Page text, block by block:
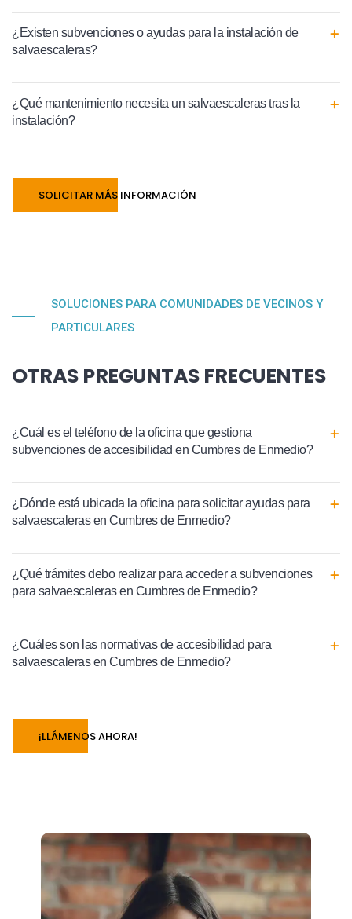
¿Existen subvenciones o ayudas para la instalación de
salvaescaleras?
¿Qué mantenimiento necesita un salvaescaleras tras la
instalación?
SOLICITAR MÁS INFORMACIÓN
SOLUCIONES PARA COMUNIDADES DE VECINOS Y
PARTICULARES
OTRAS PREGUNTAS FRECUENTES
¿Cuál es el teléfono de la oficina que gestiona
subvenciones de accesibilidad en Cumbres de Enmedio?
¿Dónde está ubicada la oficina para solicitar ayudas para
salvaescaleras en Cumbres de Enmedio?
¿Qué trámites debo realizar para acceder a subvenciones
para salvaescaleras en Cumbres de Enmedio?
¿Cuáles son las normativas de accesibilidad para
salvaescaleras en Cumbres de Enmedio?
¡LLÁMENOS AHORA!